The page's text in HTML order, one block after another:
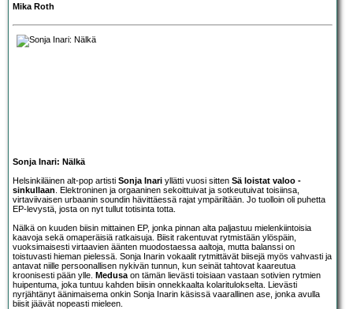
Mika Roth
Sonja Inari: Nälkä
Helsinkiläinen alt-pop artisti Sonja Inari yllätti vuosi sitten Sä loistat valoo -
sinkullaan . Elektroninen ja orgaaninen sekoittuivat ja sotkeutuivat toisiinsa,
virtaviivaisen urbaanin soundin hävittäessä rajat ympäriltään. Jo tuolloin oli puhetta
EP-levystä, josta on nyt tullut totisinta totta.
Nälkä on kuuden biisin mittainen EP, jonka pinnan alta paljastuu mielenkiintoisia
kaavoja sekä omaperäisiä ratkaisuja. Biisit rakentuvat rytmistään ylöspäin,
vuoksimaisesti virtaavien äänten muodostaessa aaltoja, mutta balanssi on
toistuvasti hieman pielessä. Sonja Inarin vokaalit rytmittävät biisejä myös vahvasti ja
antavat niille persoonallisen nykivän tunnun, kun seinät tahtovat kaareutua
kroonisesti pään ylle. Medusa on tämän lievästi toisiaan vastaan sotivien rytmien
huipentuma, joka tuntuu kahden biisin onnekkaalta kolaritulokselta. Lievästi
nyrjähtänyt äänimaisema onkin Sonja Inarin käsissä vaarallinen ase, jonka avulla
biisit jäävät nopeasti mieleen.